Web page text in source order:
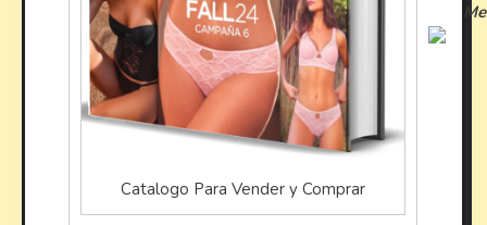
Catalogo Para Vender y Comprar